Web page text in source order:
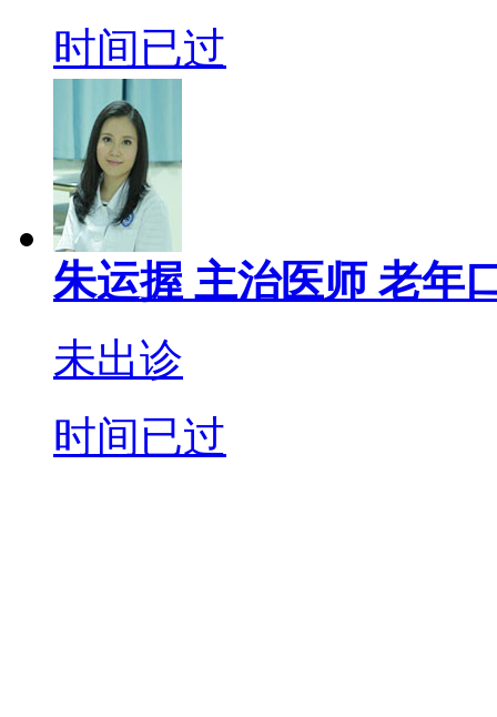
时间已过
朱运握 主治医师 老年
未出诊
时间已过